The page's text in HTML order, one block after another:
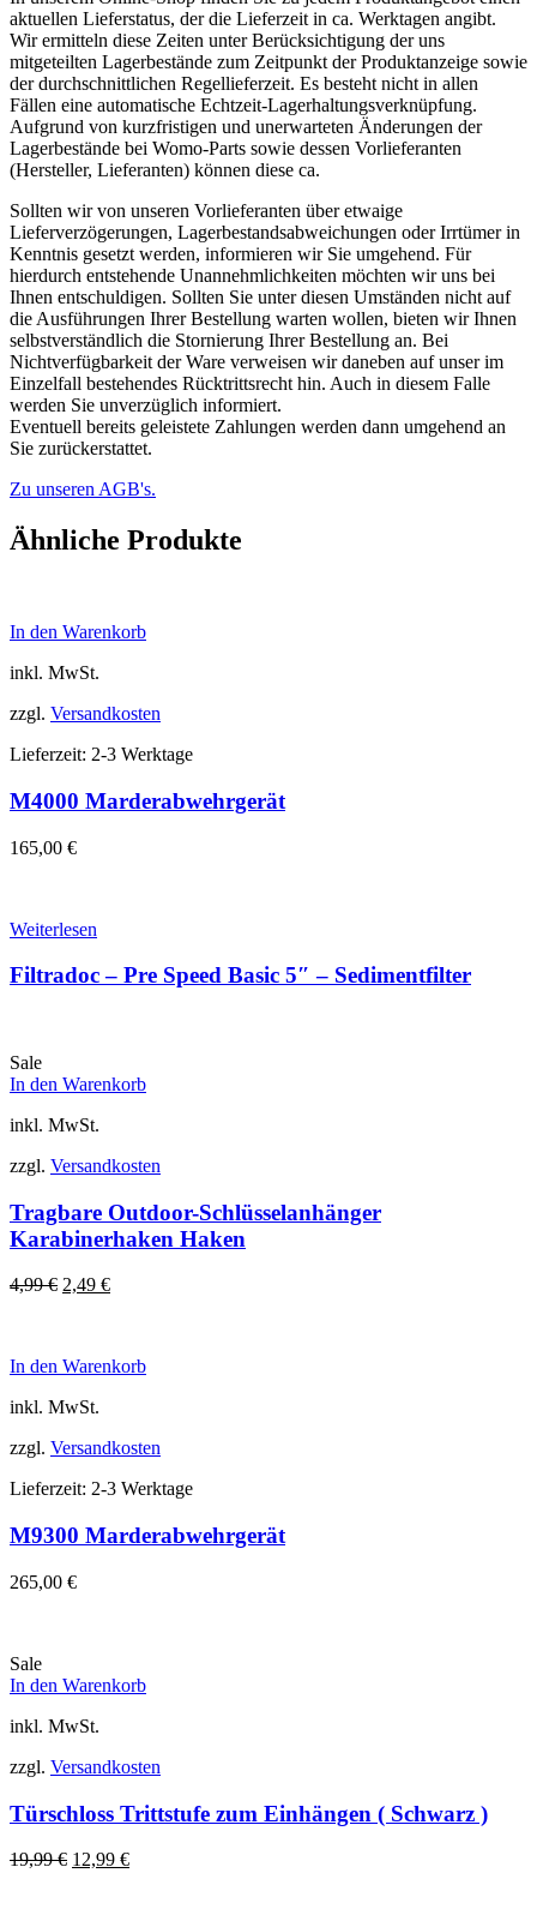
aktuellen Lieferstatus, der die Lieferzeit in ca. Werktagen angibt.
Wir ermitteln diese Zeiten unter Berücksichtigung der uns
mitgeteilten Lagerbestände zum Zeitpunkt der Produktanzeige sowie
der durchschnittlichen Regellieferzeit. Es besteht nicht in allen
Fällen eine automatische Echtzeit-Lagerhaltungsverknüpfung.
Aufgrund von kurzfristigen und unerwarteten Änderungen der
Lagerbestände bei Womo-Parts sowie dessen Vorlieferanten
(Hersteller, Lieferanten) können diese ca.
Sollten wir von unseren Vorlieferanten über etwaige
Lieferverzögerungen, Lagerbestandsabweichungen oder Irrtümer in
Kenntnis gesetzt werden, informieren wir Sie umgehend. Für
hierdurch entstehende Unannehmlichkeiten möchten wir uns bei
Ihnen entschuldigen. Sollten Sie unter diesen Umständen nicht auf
die Ausführungen Ihrer Bestellung warten wollen, bieten wir Ihnen
selbstverständlich die Stornierung Ihrer Bestellung an. Bei
Nichtverfügbarkeit der Ware verweisen wir daneben auf unser im
Einzelfall bestehendes Rücktrittsrecht hin. Auch in diesem Falle
werden Sie unverzüglich informiert.
Eventuell bereits geleistete Zahlungen werden dann umgehend an
Sie zurückerstattet.
Zu unseren AGB's.
Ähnliche Produkte
In den Warenkorb
inkl. MwSt.
zzgl. Versandkosten
Lieferzeit: 2-3 Werktage
M4000 Marderabwehrgerät
165,00 €
Weiterlesen
Filtradoc – Pre Speed Basic 5″ – Sedimentfilter
Sale
In den Warenkorb
inkl. MwSt.
zzgl. Versandkosten
Tragbare Outdoor-Schlüsselanhänger
Karabinerhaken Haken
4,99€ Ursprünglicher
2,49 €Aktueller
In den Warenkorb
inkl. MwSt.
zzgl. Versandkosten
Lieferzeit: 2-3 Werktage
M9300 Marderabwehrgerät
265,00 €
Sale
In den Warenkorb
inkl. MwSt.
zzgl. Versandkosten
Türschloss Trittstufe zum Einhängen ( Schwarz )
19,99€ Ursprünglicher
12,99 €Aktueller